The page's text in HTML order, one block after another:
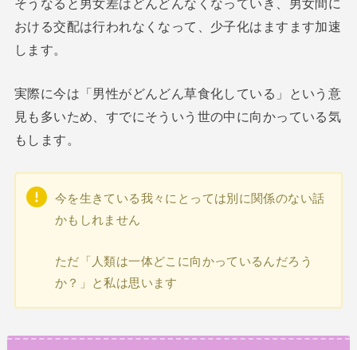
そうなると男女差はどんどんなくなっていき、男女間に
おける交配は行われなくなって、少子化はますます加速
します。
実際に今は「男性がどんどん草食化している」という意
見も多いため、すでにそういう世の中に向かっている気
もします。
今を生きている我々にとっては別に関係のない話
かもしれません
ただ「人類は一体どこに向かっているんだろう
か？」と私は思います